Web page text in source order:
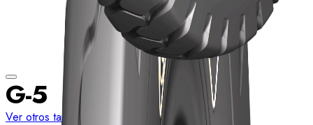
G-5
Ver otros tamaños